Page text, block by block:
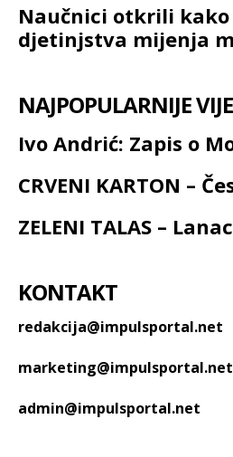
Naučnici otkrili
djetinjstva mijenja
NAJPOPULARNIJE
Ivo Andrić: Zapis o
CRVENI KARTON –
ZELENI TALAS –
KONTAKT
redakcija@impulsportal.net
marketing@impulsportal.net
admin@impulsportal.net